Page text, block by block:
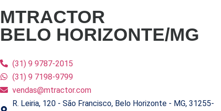
MTRACTOR
BELO HORIZONTE/MG
(31) 9 9787-2015
(31) 9 7198-9799
vendas@mtractor.com
R. Leiria, 120 - São Francisco, Belo Horizonte - MG, 31255-